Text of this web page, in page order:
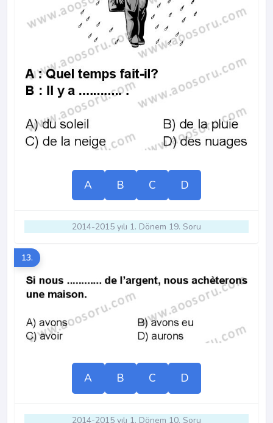
A B C D
2014-2015 yılı 1. Dönem 19. Soru
13.
A B C D
2014-2015 yılı 1. Dönem 10. Soru